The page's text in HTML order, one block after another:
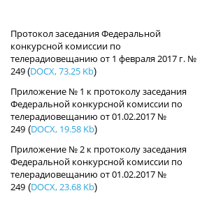
Протокол заседания Федеральной
конкурсной комиссии по
телерадиовещанию от 1 февраля 2017 г. №
249 (DOCX, 73.25 Kb)
Приложение № 1 к протоколу заседания
Федеральной конкурсной комиссии по
телерадиовещанию от 01.02.2017 №
249 (DOCX, 19.58 Kb)
Приложение № 2 к протоколу заседания
Федеральной конкурсной комиссии по
телерадиовещанию от 01.02.2017 №
249 (DOCX, 23.68 Kb)